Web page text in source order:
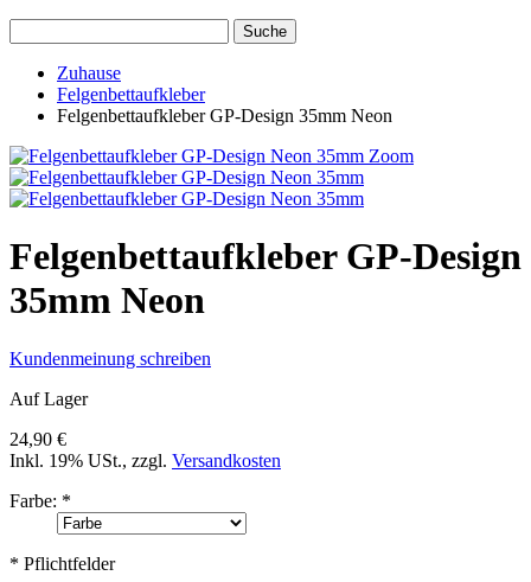
Suche
Zuhause
Felgenbettaufkleber
Felgenbettaufkleber GP-Design 35mm Neon
Zoom
Felgenbettaufkleber GP-Design
35mm Neon
Kundenmeinung schreiben
Auf Lager
24,90 €
Inkl. 19% USt., zzgl. Versandkosten
Farbe: *
* Pflichtfelder